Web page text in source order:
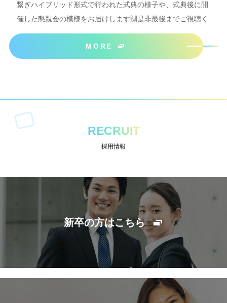
繋ぎハイブリッド形式で行われた式典の様子や、式典後に開
催した懇親会の模様をお届けします🙌是非最後までご視聴く
ださいね＾＾
MORE
RECRUIT
採用情報
新卒の方はこちら